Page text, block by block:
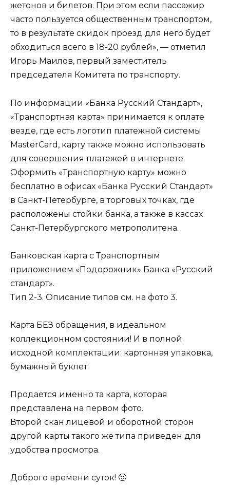
жетонов и билетов. При этом если пассажир
часто пользуется общественным транспортом,
то в результате скидок проезд для него будет
обходиться всего в 18-20 рублей», — отметил
Игорь Маилов, первый заместитель
председателя Комитета по транспорту.
По информации «Банка Русский Стандарт»,
«Транспортная карта» принимается к оплате
везде, где есть логотип платежной системы
MasterCard, карту также можно использовать
для совершения платежей в интернете.
Оформить «Транспортную карту» можно
бесплатно в офисах «Банка Русский Стандарт»
в Санкт-Петербурге, в торговых точках, где
расположены стойки банка, а также в кассах
Санкт-Петербургского метрополитена.
Банковская карта с Транспортным
приложением «Подорожник» Банка «Русский
стандарт».
Тип 2-3. Описание типов см. на фото 3.
Карта БЕЗ обращения, в идеальном
коллекционном состоянии! И в полной
исходной комплектации: картонная упаковка,
бумажный буклет.
Продается именно та карта, которая
представлена на первом фото.
Второй скан лицевой и оборотной сторон
другой карты такого же типа приведен для
удобства просмотра.
Доброго времени суток! 🙂